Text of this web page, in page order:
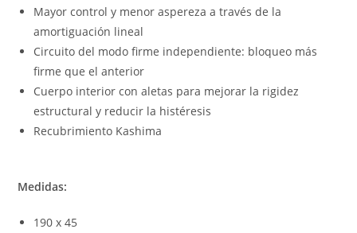
Mayor control y menor aspereza a través de la
amortiguación lineal
Circuito del modo firme independiente: bloqueo más
firme que el anterior
Cuerpo interior con aletas para mejorar la rigidez
estructural y reducir la histéresis
Recubrimiento Kashima
Medidas:
190 x 45